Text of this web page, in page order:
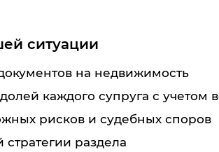
ситуации
на недвижимость
каждого супруга с учетом
рисков и судебных споров
раздела